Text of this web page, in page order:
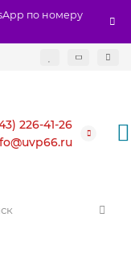
по номеру
226-41-26